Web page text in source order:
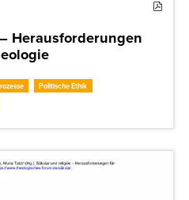
Herausforderungen
Politische Ethik